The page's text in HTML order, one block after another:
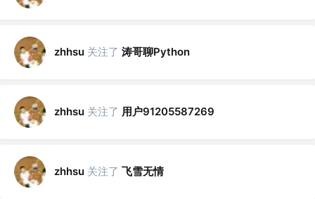
zhhsu 关注了 涛哥聊Python
zhhsu 关注了 用户91205587269
zhhsu 关注了 飞雪无情